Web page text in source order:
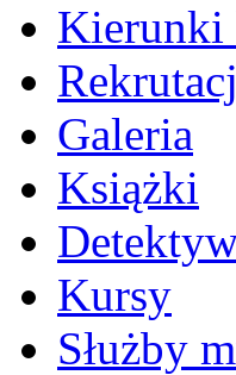
Kierunki
Galeria
Książki
Kursy
Służby